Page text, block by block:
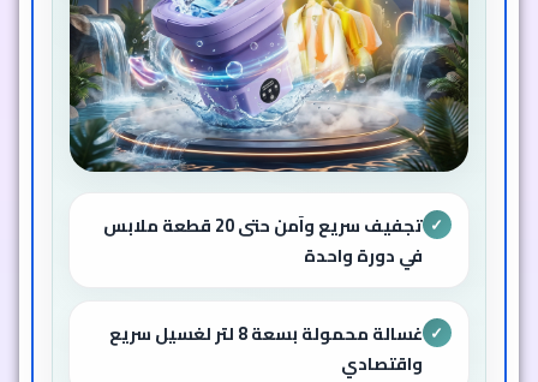
✓
تجفيف سريع وآمن حتى 20 قطعة ملابس
في دورة واحدة
✓
غسالة محمولة بسعة 8 لتر لغسيل سريع
واقتصادي